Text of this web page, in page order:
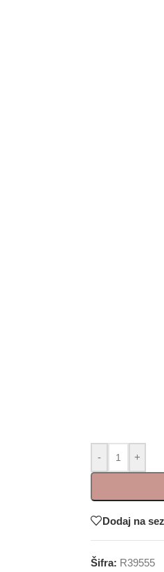
- +
Dodaj na
Šifra: R39555